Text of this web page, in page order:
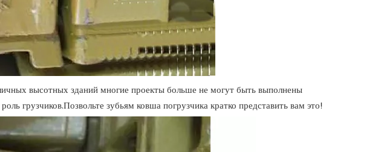
высотных зданий многие проекты больше не могут быть выполнены
грузчиков.Позвольте зубьям ковша погрузчика кратко представить вам это!